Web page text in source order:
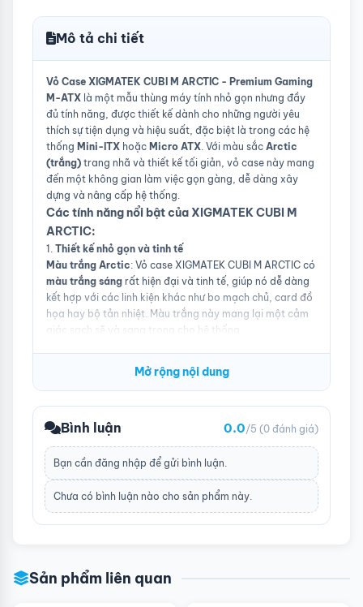
Mô tả chi tiết
Vỏ Case XIGMATEK CUBI M ARCTIC - Premium Gaming
M-ATX là một mẫu thùng máy tính nhỏ gọn nhưng đầy
đủ tính năng, được thiết kế dành cho những người yêu
thích sự tiện dụng và hiệu suất, đặc biệt là trong các hệ
thống Mini-ITX hoặc Micro ATX . Với màu sắc Arctic
(trắng) trang nhã và thiết kế tối giản, vỏ case này mang
đến một không gian làm việc gọn gàng, dễ dàng xây
dựng và nâng cấp hệ thống.
Các tính năng nổi bật của XIGMATEK CUBI M
ARCTIC:
1. Thiết kế nhỏ gọn và tinh tế
Màu trắng Arctic: Vỏ case XIGMATEK CUBI M ARCTIC có
màu trắng sáng rất hiện đại và tinh tế, giúp nó dễ dàng
kết hợp với các linh kiện khác như bo mạch chủ, card đồ
họa hay bộ tản nhiệt. Màu trắng này mang lại một cảm
giác sạch sẽ và sang trọng cho hệ thống.
một hệ thống nhỏ gọn, không chiếm quá nhiều không
gian, nhưng vẫn đảm bảo hiệu năng mạnh mẽ. Đây là lựa
chơi game hoặc làm việc mà không cần một thùng máy
Mở rộng nội dung
Bình luận 0.0/5 (0 đánh giá)
Bạn cần đăng nhập để gửi bình luận.
Chưa có bình luận nào cho sản phẩm này.
Sản phẩm liên quan